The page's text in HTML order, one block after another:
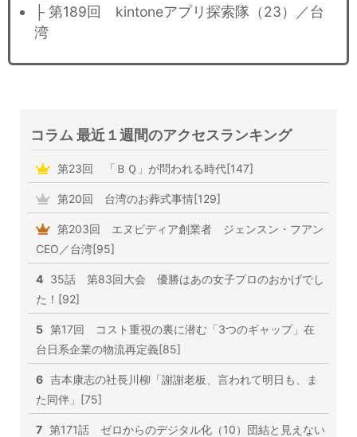
├ 第189回 kintoneアプリ探索隊（23）／台
湾
コラム 最近１週間のアクセスランキング
第23回 「ＢＱ」が問われる時代[147]
第20回 台湾のお葬式事情[129]
第203回 エヌビディア創業者 ジェンスン・フアン
CEO／台湾[95]
4 35話 第83回大会 優勝はあの女子プロのおかげでし
た！[92]
5 第17回 コスト重視の裏に潜む「3つのギャップ」在
台日系企業の物流再定義[85]
6 吉本康志の社長川柳「謝謝老板、言われて明日も、ま
た同伴」[75]
7 第171話 ゼロからのデジタル化（10）団結と見えない